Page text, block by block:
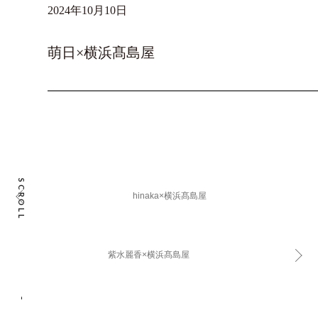
SCROLL
2024年10月10日
萌日×横浜髙島屋
hinaka×横浜髙島屋
紫水麗香×横浜髙島屋